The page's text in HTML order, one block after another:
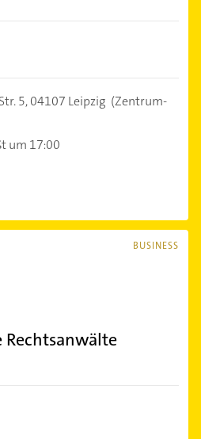
5,04107 Leipzig (Zentrum-
um 17:00
BUSINESS
Rechtsanwälte